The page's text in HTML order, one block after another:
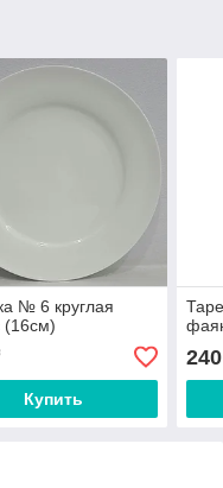
№ 6 круглая
Купить
240